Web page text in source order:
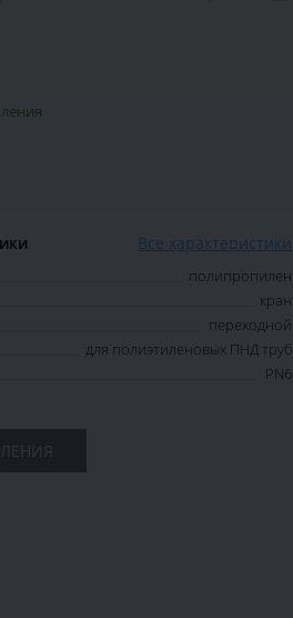
Все характеристики
полипропилен
кран
переходной
для полиэтиленовых ПНД труб
PN6